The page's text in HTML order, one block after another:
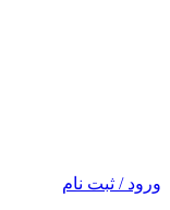
ورود / ثبت نام